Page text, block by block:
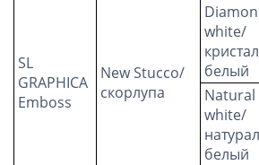
SL
GRAPHICA
Emboss
New Stucco/
скорлупа
white/
белый
Natural
white/
белый